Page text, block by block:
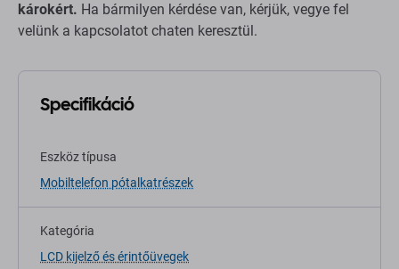
károkért. Ha bármilyen kérdése van, kérjük, vegye fel
velünk a kapcsolatot chaten keresztül.
Specifikáció
Eszköz típusa
Mobiltelefon pótalkatrészek
Kategória
LCD kijelző és érintőüvegek